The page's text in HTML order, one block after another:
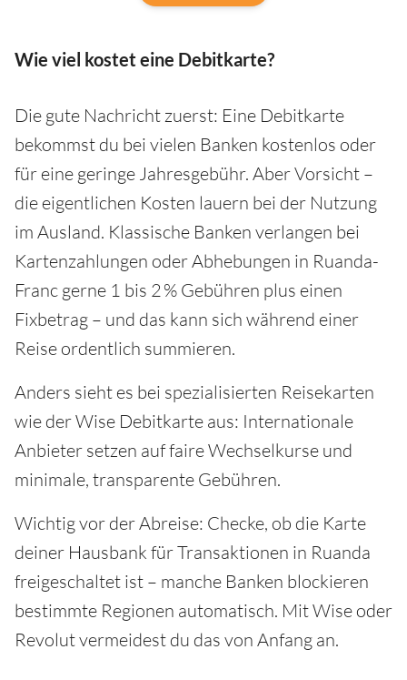
Wie viel kostet eine Debitkarte?
Die gute Nachricht zuerst: Eine Debitkarte
bekommst du bei vielen Banken kostenlos oder
für eine geringe Jahresgebühr. Aber Vorsicht –
die eigentlichen Kosten lauern bei der Nutzung
im Ausland. Klassische Banken verlangen bei
Kartenzahlungen oder Abhebungen in Ruanda-
Franc gerne 1 bis 2 % Gebühren plus einen
Fixbetrag – und das kann sich während einer
Reise ordentlich summieren.
Anders sieht es bei spezialisierten Reisekarten
wie der Wise Debitkarte aus: Internationale
Anbieter setzen auf faire Wechselkurse und
minimale, transparente Gebühren.
Wichtig vor der Abreise: Checke, ob die Karte
deiner Hausbank für Transaktionen in Ruanda
freigeschaltet ist – manche Banken blockieren
bestimmte Regionen automatisch. Mit Wise oder
Revolut vermeidest du das von Anfang an.